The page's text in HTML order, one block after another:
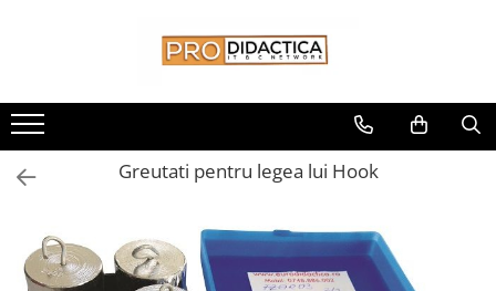
Oferta PNRR/PNRAS
Pachete Echipamente Sali Clasa
Pachete Echipamente Sala Clasa
Table Interactive
Display-uri Interactive
Greutati pentru legea lui Hook